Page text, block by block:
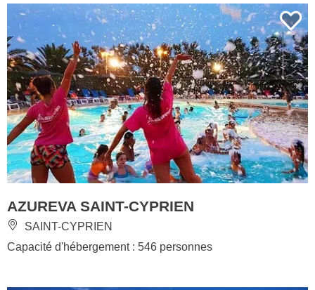
AZUREVA SAINT-CYPRIEN
SAINT-CYPRIEN
Capacité d'hébergement : 546 personnes